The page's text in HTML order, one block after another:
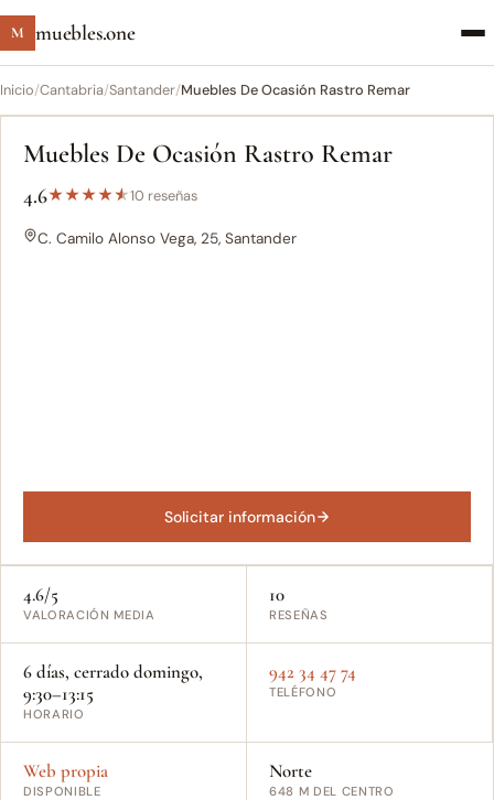
M muebles.one
Inicio/Cantabria/Santander/Muebles De Ocasión Rastro Remar
Muebles De Ocasión Rastro Remar
4.6★★★★★10 reseñas
C. Camilo Alonso Vega, 25, Santander
Solicitar información
4.6/5
VALORACIÓN MEDIA
10
RESEÑAS
6 días, cerrado domingo,
9:30–13:15
HORARIO
942 34 47 74
TELÉFONO
Web propia
DISPONIBLE
Norte
648 M DEL CENTRO